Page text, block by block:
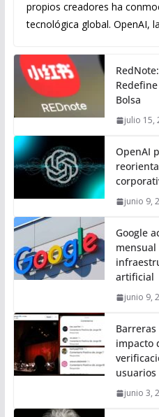
propios creadores ha
tecnológica global. OpenAI,
Bolsa
julio 15,
OpenAI
junio 9,
Google
mensual
artificial
junio 9,
impacto
usuarios
junio 3,